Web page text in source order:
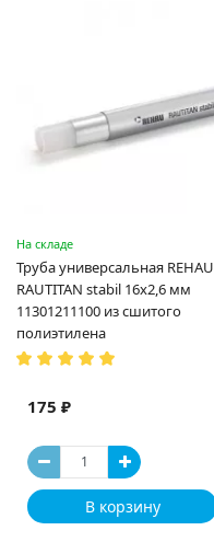
На складе
Труба универсальная REHAU
RAUTITAN stabil 16х2,6 мм
11301211100 из сшитого
полиэтилена
175 ₽
В корзину